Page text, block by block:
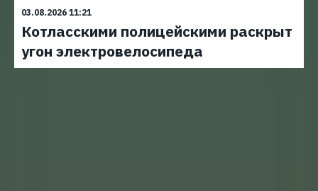
03.08.2026 11:21
Котласскими полицейскими раскрыт
угон электровелосипеда